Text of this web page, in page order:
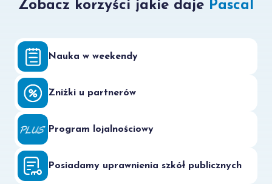
Zobacz korzyści jakie daje Pascal
Nauka w weekendy
Zniżki u partnerów
Program lojalnościowy
Posiadamy uprawnienia szkół publicznych